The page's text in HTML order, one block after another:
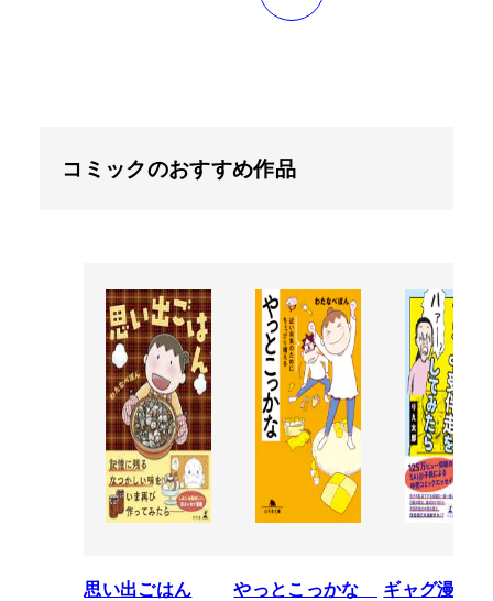
コミックのおすすめ作品
思い出ごはん
やっとこっかな
ギャグ漫画